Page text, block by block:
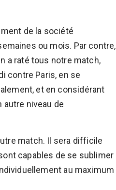
de la société
ou mois. Par contre,
a raté tous notre match,
contre Paris, en se
et en considérant
autre niveau de
match. Il sera difficile
capables de se sublimer
au maximum